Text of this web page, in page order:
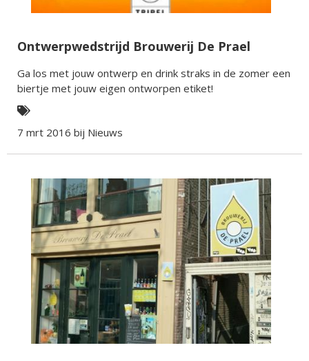
Ontwerpwedstrijd Brouwerij De Prael
Ga los met jouw ontwerp en drink straks in de zomer een
biertje met jouw eigen ontworpen etiket!
7 mrt 2016 bij Nieuws